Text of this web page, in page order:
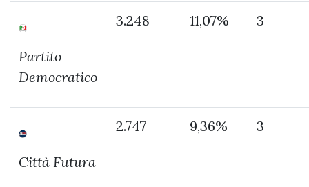
Partito
Democratico
3.248 11,07% 3
Città Futura
2.747 9,36% 3